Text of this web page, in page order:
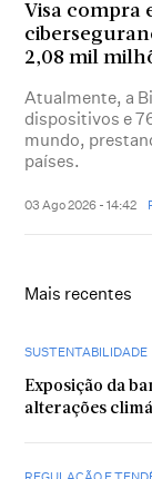
Visa compra
2,08 mil
Atualmente, a
dispositivos e
mundo,
países.
03 Ago 2026 - 14:42
Mais recentes
SUSTENTABILIDADE
Exposição da
alterações